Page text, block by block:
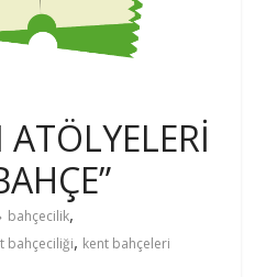
bahçecilik,
bahçeciliği, kent bahçeleri